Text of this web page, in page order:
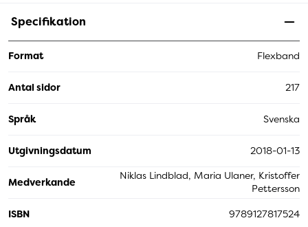
Specifikation
Format Flexband
Antal sidor 217
Språk Svenska
Utgivningsdatum 2018-01-13
Medverkande
Niklas Lindblad, Maria Ulaner, Kristoffer
Pettersson
ISBN 9789127817524